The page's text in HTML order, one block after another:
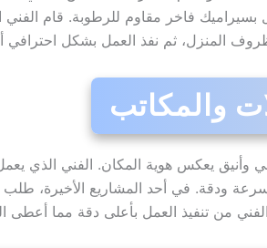
فاخر مقاوم للرطوبة. قام الفني
المنزل، ثم نفذ العمل بشكل
والمكاتب
وأنيق يعكس هوية المكان. الفني الذي
ودقة. في أحد المشاريع الأخيرة،
من تنفيذ العمل بأعلى دقة مما أعطى